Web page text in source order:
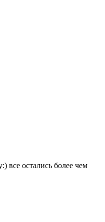
все остались более чем